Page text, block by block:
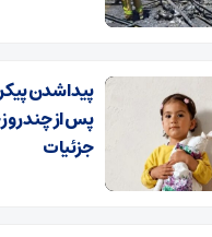
پیدا شدن
پس از چند
جزئیات